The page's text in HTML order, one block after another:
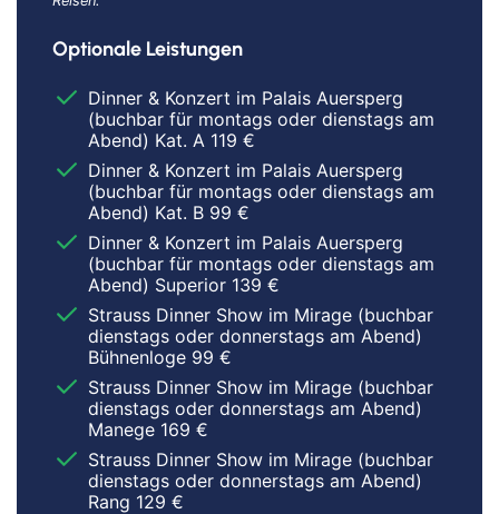
Optionale Leistungen
Dinner & Konzert im Palais Auersperg
(buchbar für montags oder dienstags am
Abend) Kat. A 119 €
Dinner & Konzert im Palais Auersperg
(buchbar für montags oder dienstags am
Abend) Kat. B 99 €
Dinner & Konzert im Palais Auersperg
(buchbar für montags oder dienstags am
Abend) Superior 139 €
Strauss Dinner Show im Mirage (buchbar
dienstags oder donnerstags am Abend)
Bühnenloge 99 €
Strauss Dinner Show im Mirage (buchbar
dienstags oder donnerstags am Abend)
Manege 169 €
Strauss Dinner Show im Mirage (buchbar
dienstags oder donnerstags am Abend)
Rang 129 €